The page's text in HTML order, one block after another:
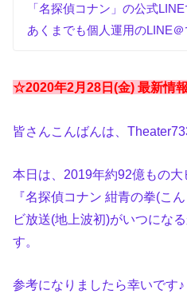
「名探偵コナン」の公式
あくまでも個人運用のLINE＠
☆2020年2月28日(金) 最新情
皆さんこんばんは、
本日は、2019年約92億もの
『名探偵コナン 紺青の拳(こ
ビ放送(地上波初)がいつにな
す。
参考になりましたら幸いです♪